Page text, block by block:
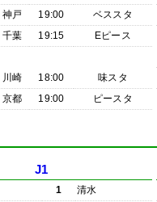
神戸 19:00
ベススタ
千葉 19:15
Eピース
川崎 18:00
味スタ
京都 19:00 ピースタ
J1
1
清水